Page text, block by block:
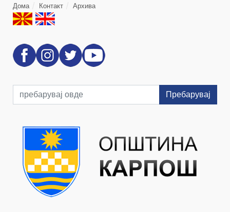
Дома Контакт Архива
Пребарувај